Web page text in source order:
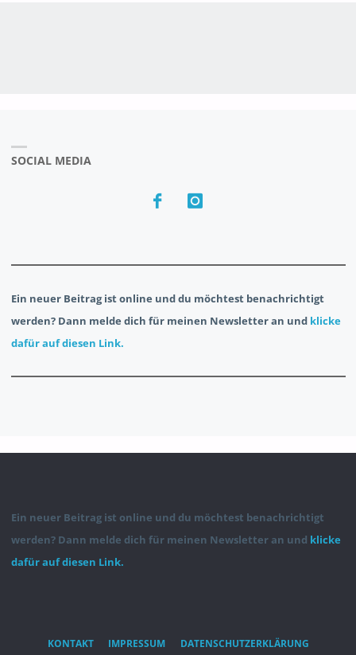
SOCIAL MEDIA
Ein neuer Beitrag ist online und du möchtest benachrichtigt
werden? Dann melde dich für meinen Newsletter an und klicke
dafür auf diesen Link.
Ein neuer Beitrag ist online und du möchtest benachrichtigt
werden? Dann melde dich für meinen Newsletter an und klicke
dafür auf diesen Link.
KONTAKT IMPRESSUM DATENSCHUTZERKLÄRUNG